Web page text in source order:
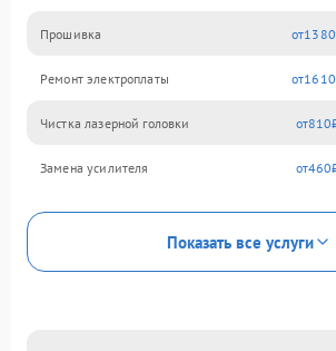
Прошивка 1380
Ремонт электроплаты 1610
Чистка лазерной головки 810
Замена усилителя 460
Показать все услуги